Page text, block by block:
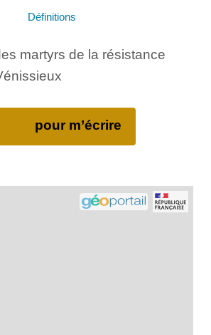
Définitions
martyrs de la résistance
pour m’écrire